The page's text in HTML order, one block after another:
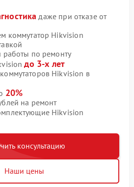
даже при отказе от
коммутатор Hikvision
работы по ремонту
до 3-х лет
Hikvision в
20%
на ремонт
Hikvision
консультацию
Наши цены